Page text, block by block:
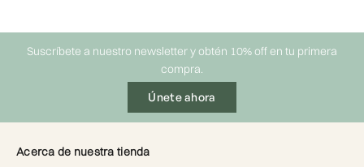
Suscríbete a nuestro newsletter y obtén 10% off en tu primera
compra.
Únete ahora
Acerca de nuestra tienda